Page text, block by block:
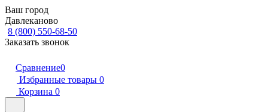
Ваш город
Давлеканово
8 (800) 550-68-50
Заказать звонок
Сравнение0
Избранные товары 0
Корзина 0